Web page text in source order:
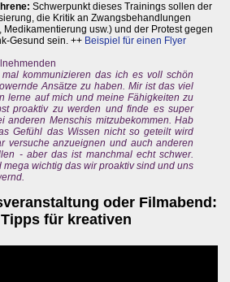
Schwerpunkt dieses Trainings sollen der
die Kritik an Zwangsbehandlungen
usw.) und der Protest gegen
Gesund sein. ++ Beispiel für einen Flyer
kommunizieren das ich es voll schön
Ansätze zu haben. Mir ist das viel
lerne auf mich und meine Fähigkeiten zu
proaktiv zu werden und finde es super
anderen Menschis mitzubekommen. Hab
Gefühl das Wissen nicht so geteilt wird
versuche anzueignen und auch anderen
- aber das ist manchmal echt schwer.
mega wichtig das wir proaktiv sind und uns
oder Filmabend:
für kreativen